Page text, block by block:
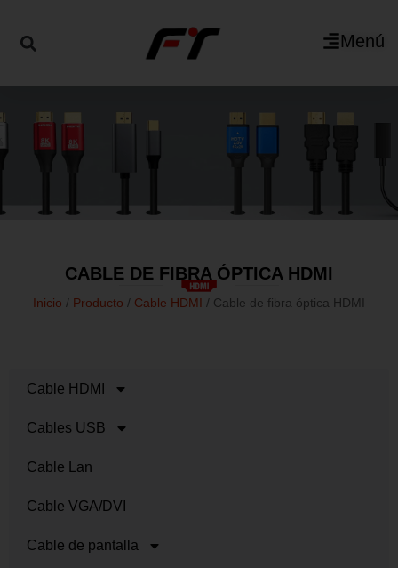
Menú
CABLE DE FIBRA ÓPTICA HDMI
Inicio / Producto / Cable HDMI / Cable de fibra óptica HDMI
Cable HDMI
Cables USB
Cable Lan
Cable VGA/DVI
Cable de pantalla